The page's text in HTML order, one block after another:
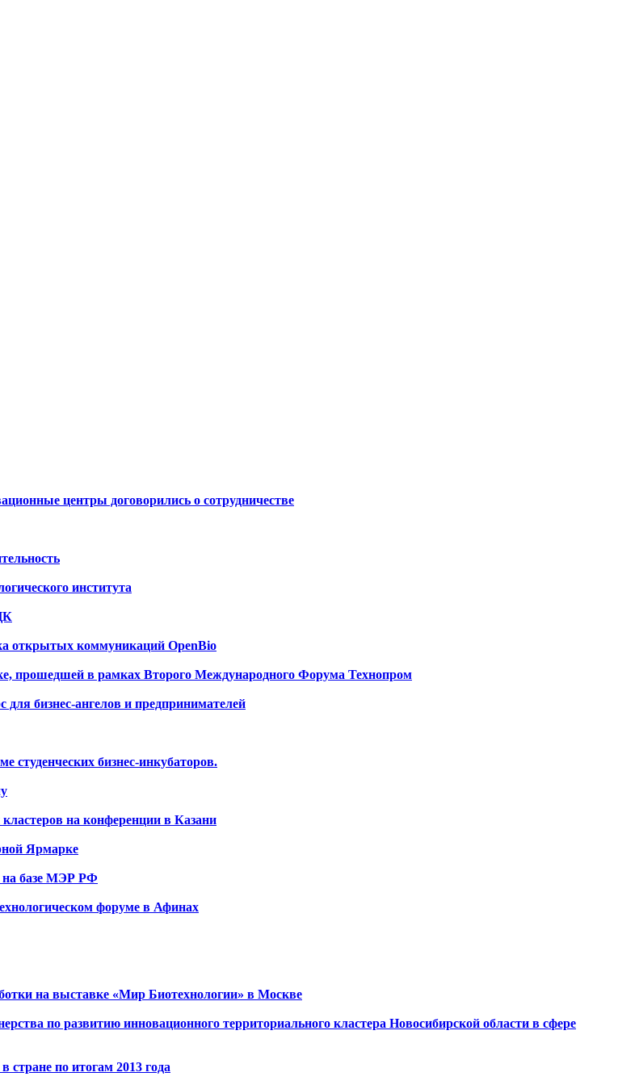
центры договорились о сотрудничестве
института
открытых коммуникаций OpenBio
прошедшей в рамках Второго Международного Форума Технопром
бизнес-ангелов и предпринимателей
бизнес-инкубаторов.
на конференции в Казани
Ярмарке
на базе МЭР РФ
форуме в Афинах
на выставке «Мир Биотехнологии» в Москве
по развитию инновационного территориального кластера Новосибирской области в сфере
по итогам 2013 года